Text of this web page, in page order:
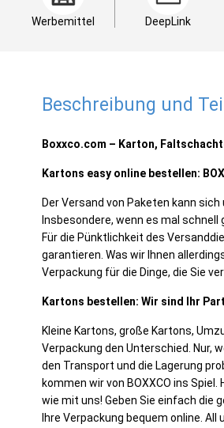
Werbemittel DeepLink
Beschreibung und
Boxxco.com – Karton,
Kartons easy online bestellen:
Der Versand von Paketen kann
Insbesondere, wenn es mal
Für die Pünktlichkeit des
garantieren. Was wir Ihnen
Verpackung für die Dinge, die Sie
Kartons bestellen: Wir sind Ihr
Kleine Kartons, große Kartons,
Verpackung den Unterschied. Nur,
den Transport und die Lagerung
kommen wir von BOXXCO ins
wie mit uns! Geben Sie einfach die
Ihre Verpackung bequem online.